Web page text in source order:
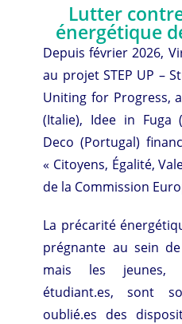
Lutter
énergétique
Depuis février 2026,
au projet STEP UP –
Uniting for Progress,
(Italie), Idee in Fuga
Deco (Portugal)
« Citoyens, Égalité,
de la Commission
La précarité
prégnante au sein
mais les jeunes,
étudiant.es, sont
oublié.es des